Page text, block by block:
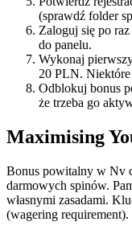
(sprawdź folder
Zaloguj się po
do panelu.
Wykonaj
20 PLN.
Odblokuj bonus
że trzeba go
Maximising
Bonus powitalny w Nv
darmowych spinów.
własnymi zasadami.
(wagering requirement).